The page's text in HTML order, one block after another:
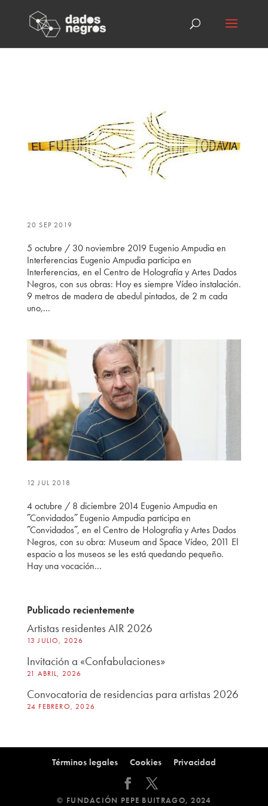
20 SEP 2019
5 octubre / 30 noviembre 2019 Eugenio Ampudia en
Interferencias Eugenio Ampudia participa en
Interferencias, en el Centro de Holografía y Artes Dados
Negros, con sus obras: Hoy es siempre Vídeo instalación.
9 metros de madera de abedul pintados, de 2 m cada
uno,...
12 JUL 2018
4 octubre / 8 diciembre 2014 Eugenio Ampudia en
˝Convidados˝ Eugenio Ampudia participa en
˝Convidados˝, en el Centro de Holografía y Artes Dados
Negros, con su obra: Museum and Space Vídeo, 2011 El
espacio a los museos se les está quedando pequeño.
Hay una vocación...
Publicado recientemente
Artistas residentes AIR 2026
13 JULIO, 2026
Invitación a «Confabulaciones»
21 ABRIL, 2026
Convocatoria de residencias para artistas 2026
24 FEBRERO, 2026
Términos legales Cookies Privacidad
© FUNDACIÓN PEPE BUITRAGO, 2024